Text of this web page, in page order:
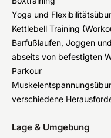
Yoga und
Kettlebell Training
Barfußlaufen, Joggen
abseits von befestigten
Parkour
verschiedene
Lage & Umgebung